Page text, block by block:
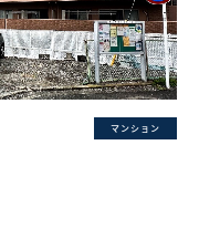
マンション